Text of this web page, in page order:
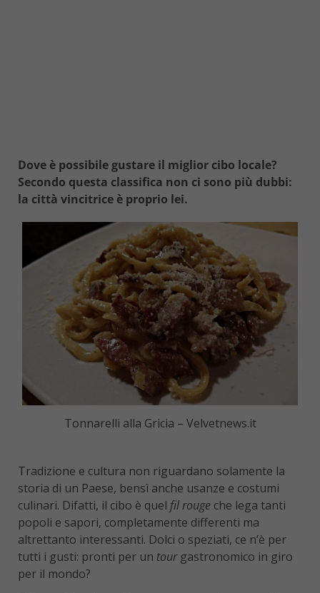
Dove è possibile gustare il miglior cibo locale?
Secondo questa classifica non ci sono più dubbi:
la città vincitrice è proprio lei.
Tonnarelli alla Gricia – Velvetnews.it
Tradizione e cultura non riguardano solamente la
storia di un Paese, bensì anche usanze e costumi
culinari. Difatti, il cibo è quel fil rouge che lega tanti
popoli e sapori, completamente differenti ma
altrettanto interessanti. Dolci o speziati, ce n’è per
tutti i gusti: pronti per un tourgastronomico in giro
per il mondo?